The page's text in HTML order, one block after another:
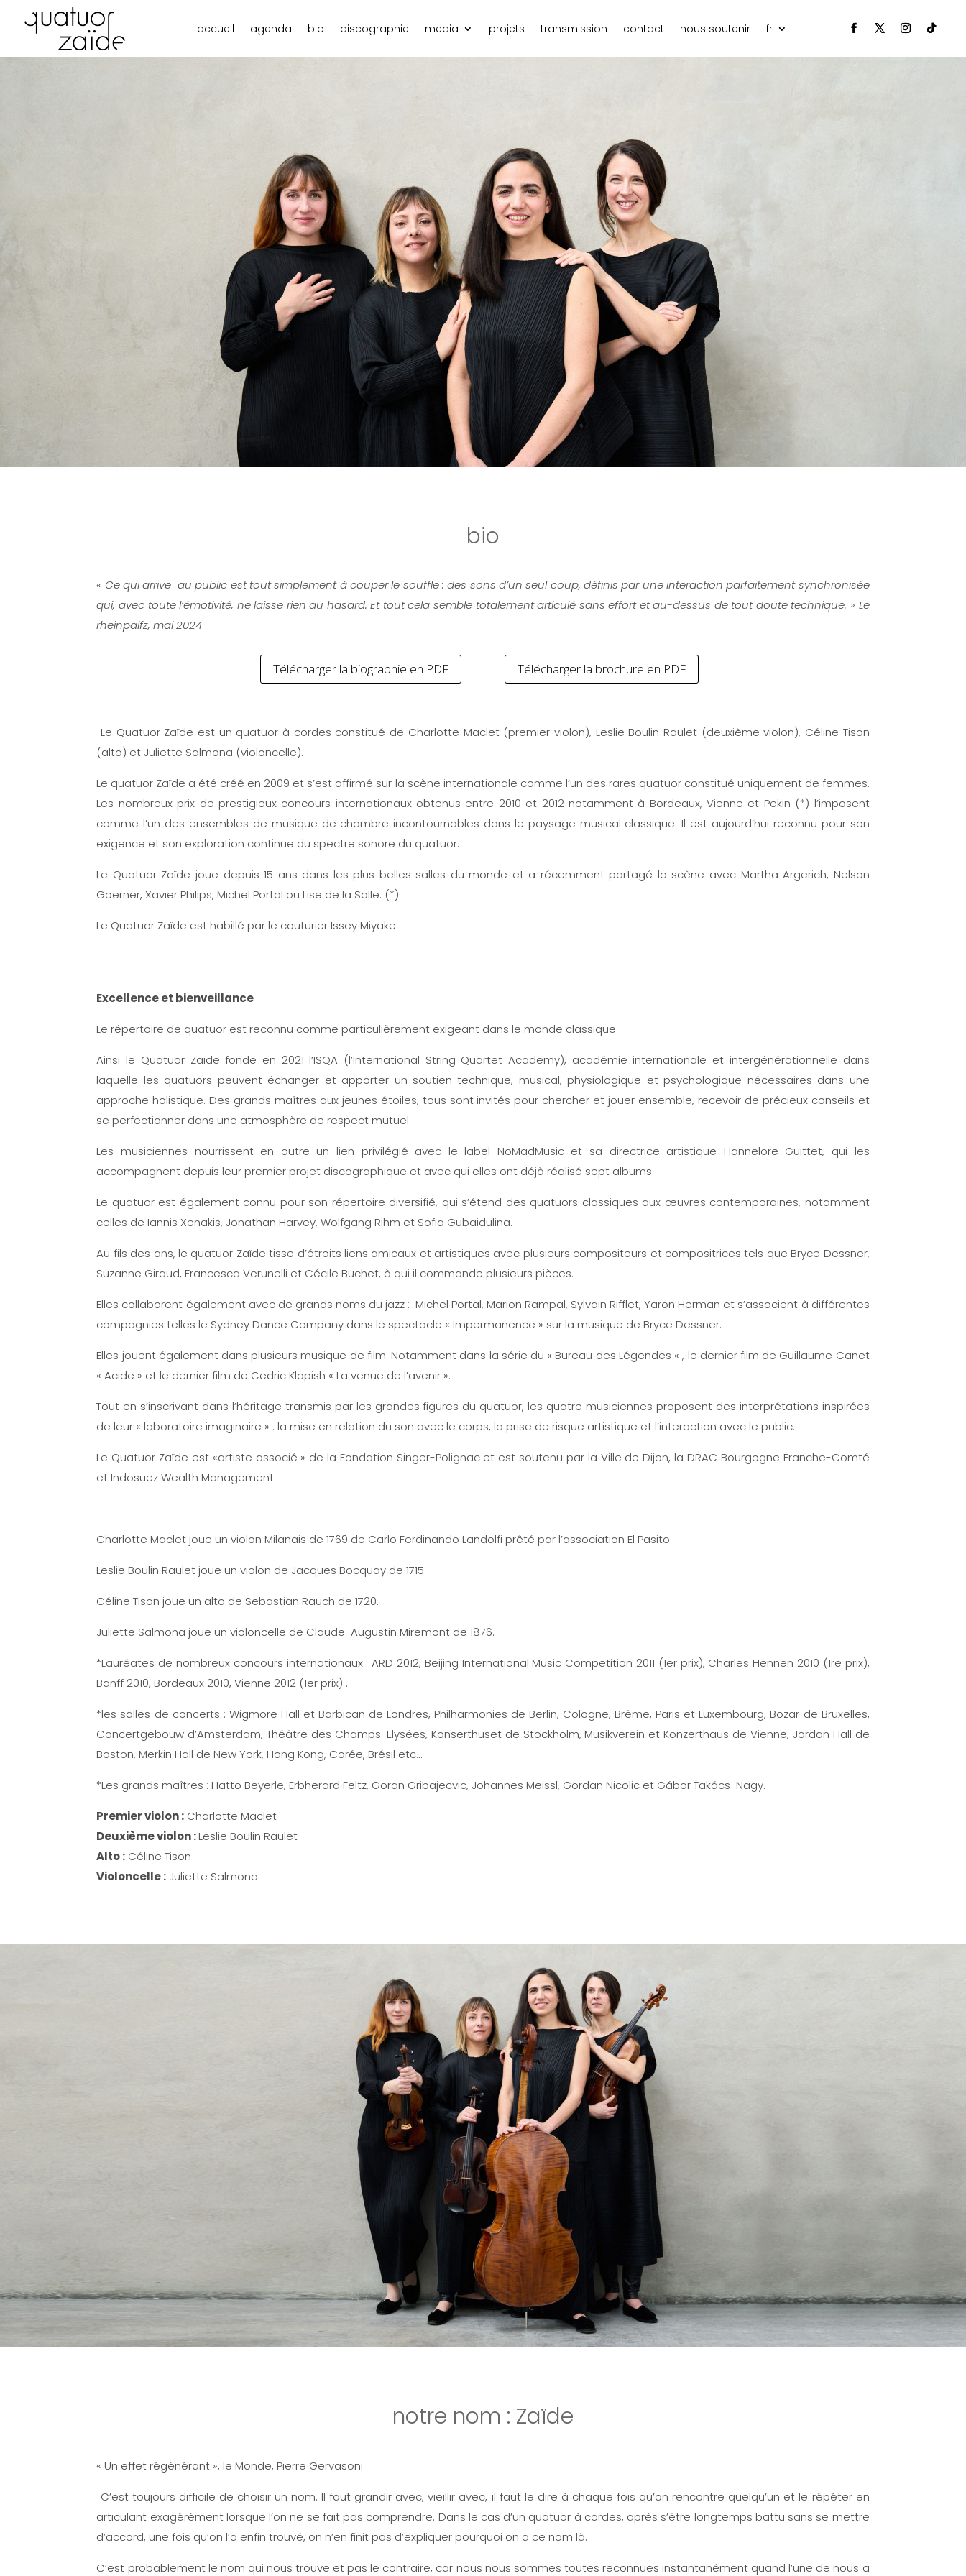
accueil agenda bio discographie media projets transmission contact nous soutenir fr
bio
« Ce qui arrive au public est tout simplement à couper le souffle : des sons d’un seul coup, définis par une interaction parfaitement synchronisée
qui, avec toute l’émotivité, ne laisse rien au hasard. Et tout cela semble totalement articulé sans effort et au-dessus de tout doute technique. » Le
rheinpalfz, mai 2024
Télécharger la biographie en PDF Télécharger la brochure en PDF
Le Quatuor Zaïde est un quatuor à cordes constitué de Charlotte Maclet (premier violon), Leslie Boulin Raulet (deuxième violon), Céline Tison
(alto) et Juliette Salmona (violoncelle).
Le quatuor Zaïde a été créé en 2009 et s’est affirmé sur la scène internationale comme l’un des rares quatuor constitué uniquement de femmes.
Les nombreux prix de prestigieux concours internationaux obtenus entre 2010 et 2012 notamment à Bordeaux, Vienne et Pekin (*) l’imposent
comme l’un des ensembles de musique de chambre incontournables dans le paysage musical classique. Il est aujourd’hui reconnu pour son
exigence et son exploration continue du spectre sonore du quatuor.
Le Quatuor Zaïde joue depuis 15 ans dans les plus belles salles du monde et a récemment partagé la scène avec Martha Argerich, Nelson
Goerner, Xavier Philips, Michel Portal ou Lise de la Salle. (*)
Le Quatuor Zaïde est habillé par le couturier Issey Miyake.
Excellence et bienveillance
Le répertoire de quatuor est reconnu comme particulièrement exigeant dans le monde classique.
Ainsi le Quatuor Zaïde fonde en 2021 l’ISQA (l’International String Quartet Academy), académie internationale et intergénérationnelle dans
laquelle les quatuors peuvent échanger et apporter un soutien technique, musical, physiologique et psychologique nécessaires dans une
approche holistique. Des grands maîtres aux jeunes étoiles, tous sont invités pour chercher et jouer ensemble, recevoir de précieux conseils et
se perfectionner dans une atmosphère de respect mutuel.
Les musiciennes nourrissent en outre un lien privilégié avec le label NoMadMusic et sa directrice artistique Hannelore Guittet, qui les
accompagnent depuis leur premier projet discographique et avec qui elles ont déjà réalisé sept albums.
Le quatuor est également connu pour son répertoire diversifié, qui s’étend des quatuors classiques aux œuvres contemporaines, notamment
celles de Iannis Xenakis, Jonathan Harvey, Wolfgang Rihm et Sofia Gubaidulina.
Au fils des ans, le quatuor Zaïde tisse d’étroits liens amicaux et artistiques avec plusieurs compositeurs et compositrices tels que Bryce Dessner,
Suzanne Giraud, Francesca Verunelli et Cécile Buchet, à qui il commande plusieurs pièces.
Elles collaborent également avec de grands noms du jazz : Michel Portal, Marion Rampal, Sylvain Rifflet, Yaron Herman et s’associent à différentes
compagnies telles le Sydney Dance Company dans le spectacle « Impermanence » sur la musique de Bryce Dessner.
Elles jouent également dans plusieurs musique de film. Notamment dans la série du « Bureau des Légendes « , le dernier film de Guillaume Canet
« Acide » et le dernier film de Cedric Klapish « La venue de l’avenir ».
Tout en s’inscrivant dans l’héritage transmis par les grandes figures du quatuor, les quatre musiciennes proposent des interprétations inspirées
de leur « laboratoire imaginaire » : la mise en relation du son avec le corps, la prise de risque artistique et l’interaction avec le public.
Le Quatuor Zaïde est «artiste associé » de la Fondation Singer-Polignac et est soutenu par la Ville de Dijon, la DRAC Bourgogne Franche-Comté
et Indosuez Wealth Management.
Charlotte Maclet joue un violon Milanais de 1769 de Carlo Ferdinando Landolfi prêté par l’association El Pasito.
Leslie Boulin Raulet joue un violon de Jacques Bocquay de 1715.
Céline Tison joue un alto de Sebastian Rauch de 1720.
Juliette Salmona joue un violoncelle de Claude-Augustin Miremont de 1876.
*Lauréates de nombreux concours internationaux : ARD 2012, Beijing International Music Competition 2011 (1er prix), Charles Hennen 2010 (1re prix),
Banff 2010, Bordeaux 2010, Vienne 2012 (1er prix) .
*les salles de concerts : Wigmore Hall et Barbican de Londres, Philharmonies de Berlin, Cologne, Brême, Paris et Luxembourg, Bozar de Bruxelles,
Concertgebouw d’Amsterdam, Théâtre des Champs-Elysées, Konserthuset de Stockholm, Musikverein et Konzerthaus de Vienne, Jordan Hall de
Boston, Merkin Hall de New York, Hong Kong, Corée, Brésil etc…
*Les grands maîtres : Hatto Beyerle, Erbherard Feltz, Goran Gribajecvic, Johannes Meissl, Gordan Nicolic et Gábor Takács-Nagy.
Premier violon : Charlotte Maclet
Deuxième violon :Leslie Boulin Raulet
Alto : Céline Tison
Violoncelle : Juliette Salmona
notre nom : Zaïde
« Un effet régénérant », le Monde, Pierre Gervasoni
C’est toujours difficile de choisir un nom. Il faut grandir avec, vieillir avec, il faut le dire à chaque fois qu’on rencontre quelqu’un et le répéter en
articulant exagérément lorsque l’on ne se fait pas comprendre. Dans le cas d’un quatuor à cordes, après s’être longtemps battu sans se mettre
d’accord, une fois qu’on l’a enfin trouvé, on n’en finit pas d’expliquer pourquoi on a ce nom là.
C’est probablement le nom qui nous trouve et pas le contraire, car nous nous sommes toutes reconnues instantanément quand l’une de nous a